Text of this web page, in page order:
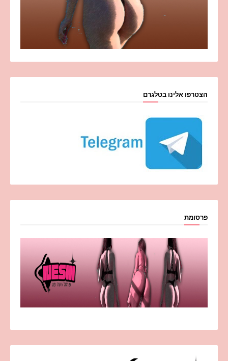
הצטרפו אלינו בטלגרם
פרסומת